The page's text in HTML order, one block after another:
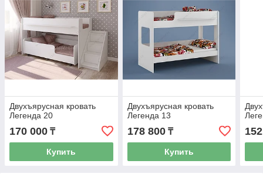
Двухъярусная кровать
Легенда 20
170 000 ₸
Купить
Двухъярусная кровать
Легенда 13
178 800₸
Купить